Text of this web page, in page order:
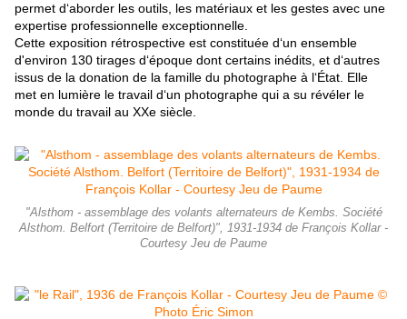
permet d‘aborder les outils, les matériaux et les gestes avec une
expertise professionnelle exceptionnelle.
Cette exposition rétrospective est constituée d‘un ensemble
d'environ 130 tirages d‘époque dont certains inédits, et d‘autres
issus de la donation de la famille du photographe à l‘État. Elle
met en lumière le travail d‘un photographe qui a su révéler le
monde du travail au XXe siècle.
"Alsthom - assemblage des volants alternateurs de Kembs. Société
Alsthom. Belfort (Territoire de Belfort)", 1931-1934 de François Kollar -
Courtesy Jeu de Paume